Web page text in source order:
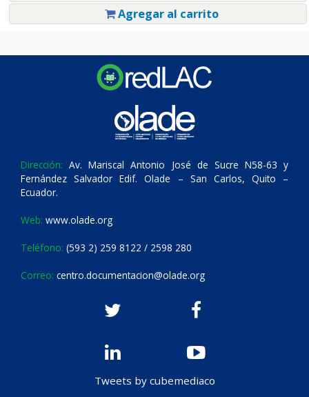
Agregar al carrito
Dirección: Av. Mariscal Antonio José de Sucre N58-63 y
Fernández Salvador Edif. Olade – San Carlos, Quito –
Ecuador.
Web: www.olade.org
Teléfono: (593 2) 259 8122 / 2598 280
Correo: centro.documentacion@olade.org
Tweets by cubemediaco